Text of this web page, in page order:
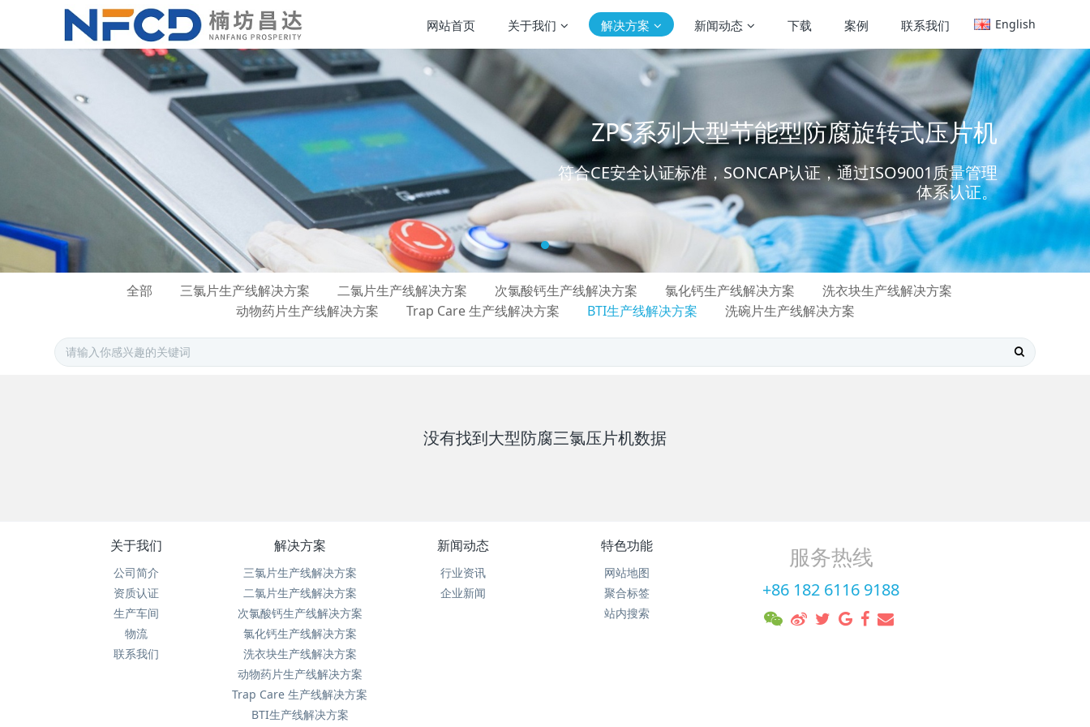
网站首页 关于我们 解决方案 新闻动态 下载 案例 联系我们 English
ZPS系列大型节能型防腐旋转式压片机
符合CE安全认证标准，SONCAP认证，通过ISO9001质量管理
体系认证。
全部 三氯片生产线解决方案 二氯片生产线解决方案 次氯酸钙生产线解决方案 氯化钙生产线解决方案
洗衣块生产线解决方案
动物药片生产线解决方案
Trap Care 生产线解决方案 BTI生产线解决方案 洗碗片生产线解决方案
没有找到大型防腐三氯压片机数据
关于我们
公司简介
资质认证
生产车间
物流
联系我们
解决方案
三氯片生产线解决方案
二氯片生产线解决方案
次氯酸钙生产线解决方案
氯化钙生产线解决方案
洗衣块生产线解决方案
动物药片生产线解决方案
Trap Care 生产线解决方案
BTI生产线解决方案
新闻动态
行业资讯
企业新闻
特色功能
网站地图
聚合标签
站内搜索
服务热线
+86 182 6116 9188